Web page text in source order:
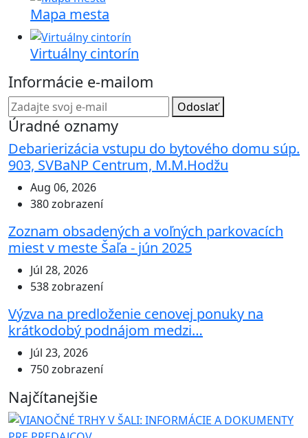
Mapa mesta
Virtuálny cintorín
Informácie e-mailom
Odoslať
Úradné oznamy
Debarierizácia vstupu do bytového domu súp.
903, SVBaNP Centrum, M.M.Hodžu
Aug 06, 2026
380 zobrazení
Zoznam obsadených a voľných parkovacích
miest v meste Šaľa - jún 2025
Júl 28, 2026
538 zobrazení
Výzva na predloženie cenovej ponuky na
krátkodobý podnájom medzi…
Júl 23, 2026
750 zobrazení
Najčítanejšie